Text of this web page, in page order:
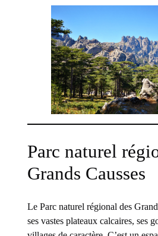
Parc naturel
Grands Causses
Le Parc naturel régional des
ses vastes plateaux calcaires, ses